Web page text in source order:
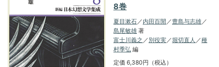
8巻
夏目漱石／ 内田百閒 ／ 豊島与志雄／
島尾敏雄 著
富士川義之 ／ 別役実／堀切直人 ／種
村季弘 編
定価 6,380円（税込）